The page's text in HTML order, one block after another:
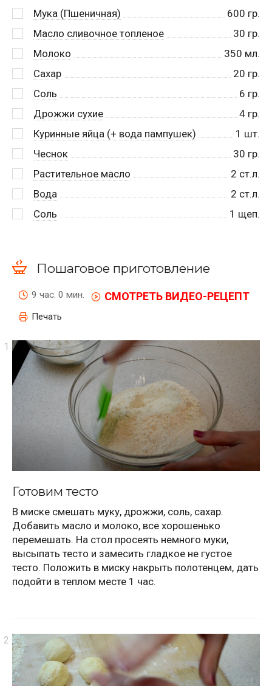
Мука (Пшеничная) 600 гр.
Масло сливочное топленое
30 гр.
Молоко
350 мл.
Сахар
20 гр.
Соль
6 гр.
Дрожжи сухие
4 гр.
Куринные яйца (+ вода пампушек)
1 шт.
Чеснок
30 гр.
Растительное масло
2 ст.л.
Вода
2 ст.л.
Соль
1 щеп.
Пошаговое приготовление
9 час. 0 мин. СМОТРЕТЬ ВИДЕО-РЕЦЕПТ
Печать
Готовим тесто
В миске смешать муку, дрожжи, соль, сахар.
Добавить масло и молоко, все хорошенько
перемешать. На стол просеять немного муки,
высыпать тесто и замесить гладкое не густое
тесто. Положить в миску накрыть полотенцем, дать
подойти в теплом месте 1 час.